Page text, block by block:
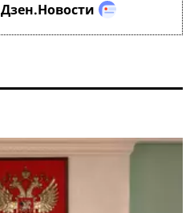
Дзен.Новости